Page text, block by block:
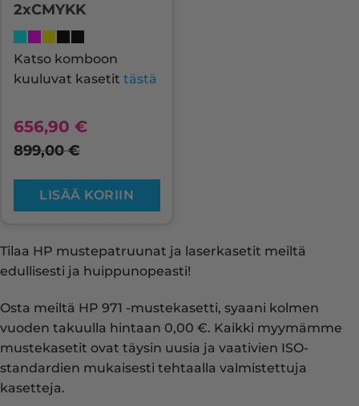
2xCMYKK
Katso komboon
kuuluvat kasetit tästä
656,90 €
899,00€
LISÄÄ KORIIN
Tilaa HP mustepatruunat ja laserkasetit meiltä
edullisesti ja huippunopeasti!
Osta meiltä HP 971 -mustekasetti, syaani kolmen
vuoden takuulla hintaan 0,00 €. Kaikki myymämme
mustekasetit ovat täysin uusia ja vaativien ISO-
standardien mukaisesti tehtaalla valmistettuja
kasetteja.